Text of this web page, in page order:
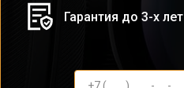
Гарантия до 3-х лет